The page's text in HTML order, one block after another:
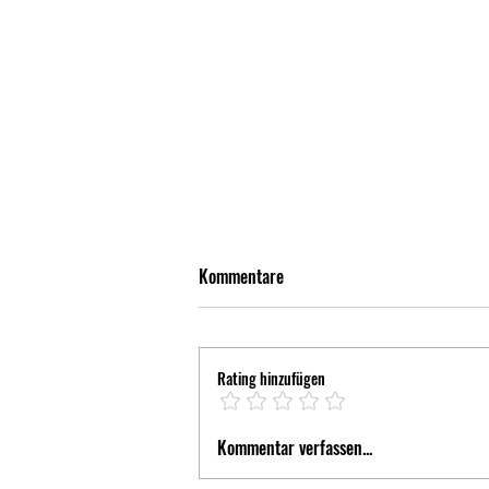
Zwei Siege für Jonas Kulgemeyer
bei der R5K-Tour!
Kommentare
Rating hinzufügen
Kommentar verfassen...